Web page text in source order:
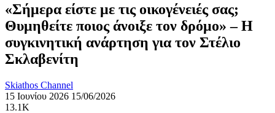
«Σήμερα είστε με τις οικογένειές σας;
Θυμηθείτε ποιος άνοιξε τον δρόμο» – Η
συγκινητική ανάρτηση για τον Στέλιο
Σκλαβενίτη
Skiathos Channel
15 Ιουνίου 2026 15/06/2026
13.1K